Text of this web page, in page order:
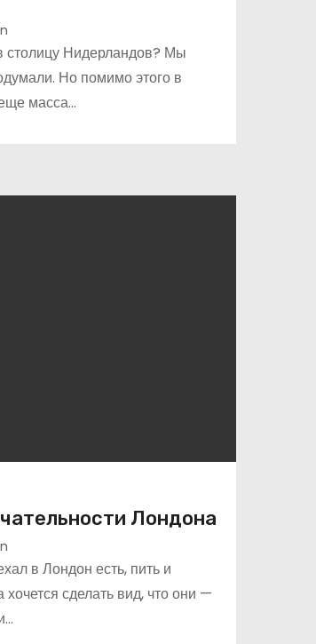
столицу Нидерландов? Мы
Но помимо этого в
масса…
Лондона
в Лондон есть, пить и
хочется сделать вид, что они —